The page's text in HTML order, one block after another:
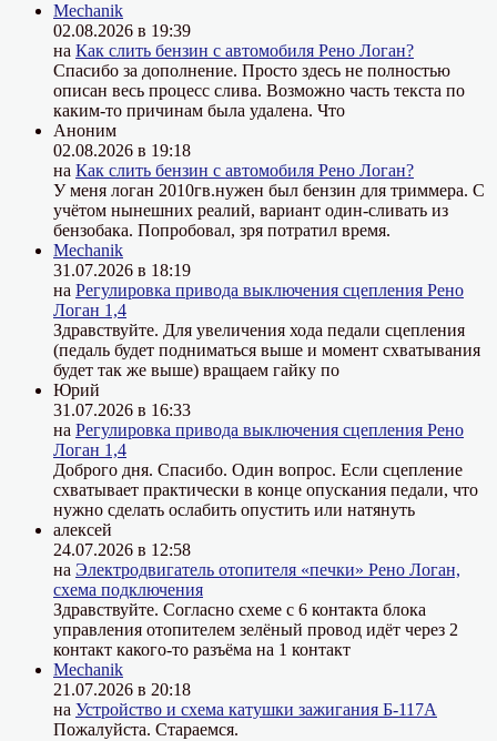
Mechanik
02.08.2026 в 19:39
на Как слить бензин с автомобиля Рено Логан?
Спасибо за дополнение. Просто здесь не полностью
описан весь процесс слива. Возможно часть текста по
каким-то причинам была удалена. Что
Аноним
02.08.2026 в 19:18
на Как слить бензин с автомобиля Рено Логан?
У меня логан 2010гв.нужен был бензин для триммера. С
учётом нынешних реалий, вариант один-сливать из
бензобака. Попробовал, зря потратил время.
Mechanik
31.07.2026 в 18:19
на Регулировка привода выключения сцепления Рено
Логан 1,4
Здравствуйте. Для увеличения хода педали сцепления
(педаль будет подниматься выше и момент схватывания
будет так же выше) вращаем гайку по
Юрий
31.07.2026 в 16:33
на Регулировка привода выключения сцепления Рено
Логан 1,4
Доброго дня. Спасибо. Один вопрос. Если сцепление
схватывает практически в конце опускания педали, что
нужно сделать ослабить опустить или натянуть
алексей
24.07.2026 в 12:58
на Электродвигатель отопителя «печки» Рено Логан,
схема подключения
Здравствуйте. Согласно схеме с 6 контакта блока
управления отопителем зелёный провод идёт через 2
контакт какого-то разъёма на 1 контакт
Mechanik
21.07.2026 в 20:18
на Устройство и схема катушки зажигания Б-117А
Пожалуйста. Стараемся.